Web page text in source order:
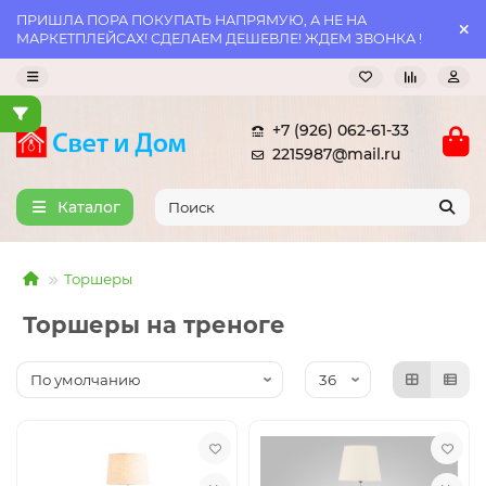
ПРИШЛА ПОРА ПОКУПАТЬ НАПРЯМУЮ, А НЕ НА
МАРКЕТПЛЕЙСАХ! СДЕЛАЕМ ДЕШЕВЛЕ! ЖДЕМ ЗВОНКА !
+7 (926) 062-61-33
2215987@mail.ru
Каталог
Торшеры
Торшеры на треноге